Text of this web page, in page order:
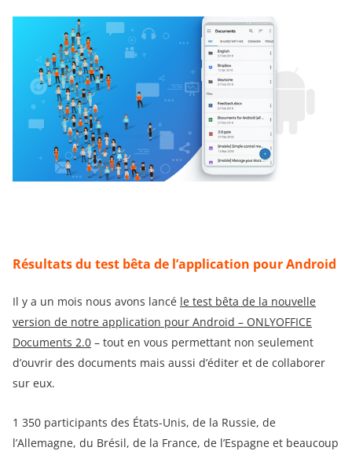
Résultats du test bêta de l’application pour Android
Il y a un mois nous avons lancé le test bêta de la nouvelle
version de notre application pour Android – ONLYOFFICE
Documents 2.0 – tout en vous permettant non seulement
d’ouvrir des documents mais aussi d’éditer et de collaborer
sur eux.
1 350 participants des États-Unis, de la Russie, de
l’Allemagne, du Brésil, de la France, de l’Espagne et beaucoup